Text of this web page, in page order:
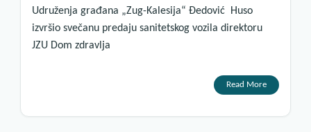
Udruženja građana „Zug-Kalesija“ Đedović Huso
izvršio svečanu predaju sanitetskog vozila direktoru
JZU Dom zdravlja
Read More